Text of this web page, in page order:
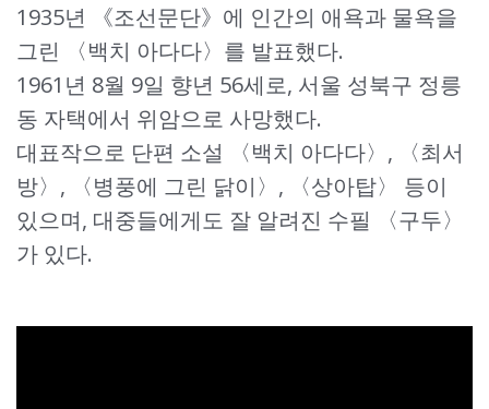
1935년 《조선문단》에 인간의 애욕과 물욕을
그린 〈백치 아다다〉를 발표했다.
1961년 8월 9일 향년 56세로, 서울 성북구 정릉
동 자택에서 위암으로 사망했다.
대표작으로 단편 소설 〈백치 아다다〉, 〈최서
방〉, 〈병풍에 그린 닭이〉, 〈상아탑〉 등이
있으며, 대중들에게도 잘 알려진 수필 〈구두〉
가 있다.